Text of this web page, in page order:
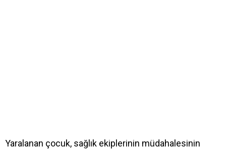
Yaralanan çocuk, sağlık ekiplerinin müdahalesinin